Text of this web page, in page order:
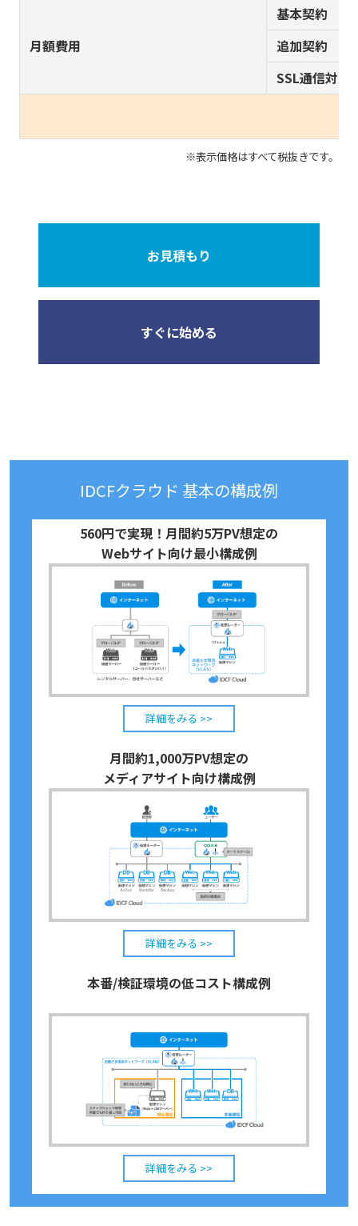
月額費用
基本契約
追加契約
SSL通信対応
※表示価格はすべて税抜きです。
お見積もり
すぐに始める
IDCFクラウド 基本の構成例
560円で実現！月間約5万PV想定の
Webサイト向け最小構成例
詳細をみる >>
月間約1,000万PV想定の
メディアサイト向け構成例
詳細をみる >>
本番/検証環境の低コスト構成例
詳細をみる >>